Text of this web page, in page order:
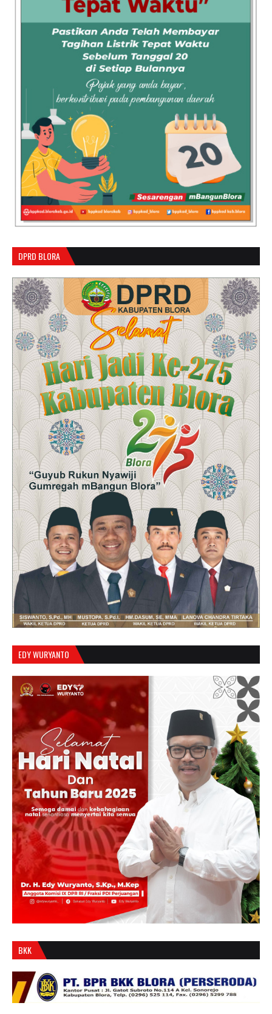
DPRD BLORA
EDY WURYANTO
BKK